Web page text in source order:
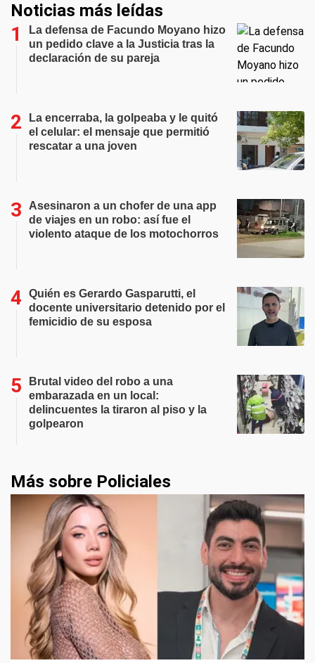
Noticias más leídas
La defensa de Facundo Moyano hizo
un pedido clave a la Justicia tras la
declaración de su pareja
La encerraba, la golpeaba y le quitó
el celular: el mensaje que permitió
rescatar a una joven
Asesinaron a un chofer de una app
de viajes en un robo: así fue el
violento ataque de los motochorros
Quién es Gerardo Gasparutti, el
docente universitario detenido por el
femicidio de su esposa
Brutal video del robo a una
embarazada en un local:
delincuentes la tiraron al piso y la
golpearon
Más sobre Policiales